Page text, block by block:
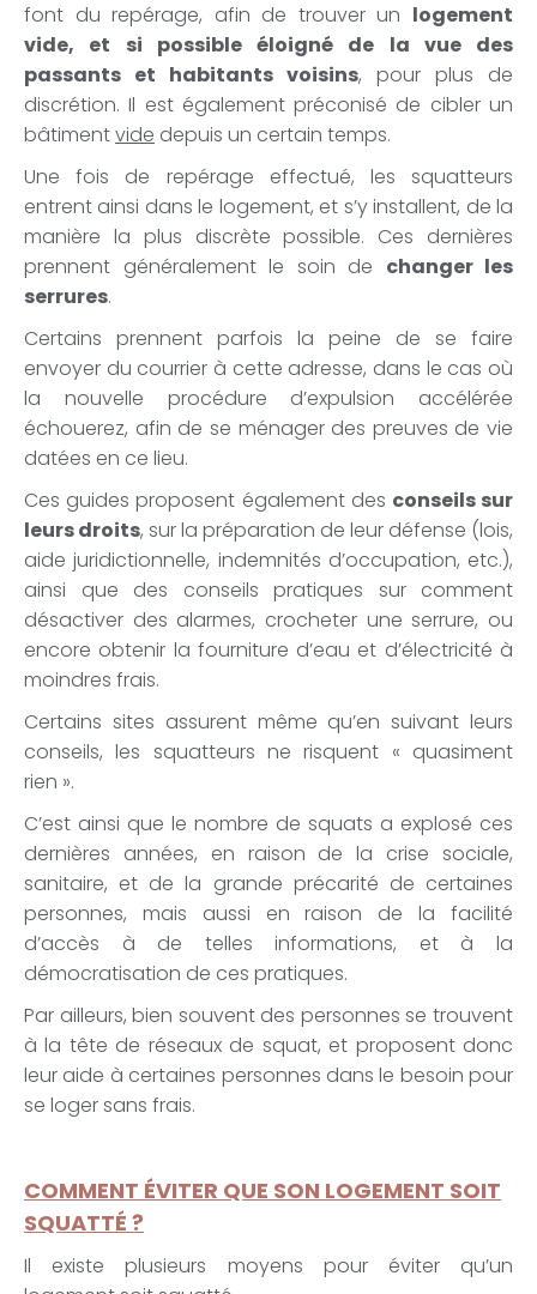
font du repérage, afin de trouver un logement
vide, et si possible éloigné de la vue des
passants et habitants voisins, pour plus de
discrétion. Il est également préconisé de cibler un
bâtimentvide depuis un certain temps.
Une fois de repérage effectué, les squatteurs
entrent ainsi dans le logement, et s’y installent, de la
manière la plus discrète possible. Ces dernières
prennent généralement le soin de changer les
serrures.
Certains prennent parfois la peine de se faire
envoyer du courrier à cette adresse, dans le cas où
la nouvelle procédure d’expulsion accélérée
échouerez, afin de se ménager des preuves de vie
datées en ce lieu.
Ces guides proposent également des conseils sur
leurs droits, sur la préparation de leur défense (lois,
aide juridictionnelle, indemnités d’occupation, etc.),
ainsi que des conseils pratiques sur comment
désactiver des alarmes, crocheter une serrure, ou
encore obtenir la fourniture d’eau et d’électricité à
moindres frais.
Certains sites assurent même qu’en suivant leurs
conseils, les squatteurs ne risquent « quasiment
rien ».
C’est ainsi que le nombre de squats a explosé ces
dernières années, en raison de la crise sociale,
sanitaire, et de la grande précarité de certaines
personnes, mais aussi en raison de la facilité
d’accès à de telles informations, et à la
démocratisation de ces pratiques.
Par ailleurs, bien souvent des personnes se trouvent
à la tête de réseaux de squat, et proposent donc
leur aide à certaines personnes dans le besoin pour
se loger sans frais.
COMMENT ÉVITER QUE SON LOGEMENT SOIT
SQUATTÉ ?
Il existe plusieurs moyens pour éviter qu’un